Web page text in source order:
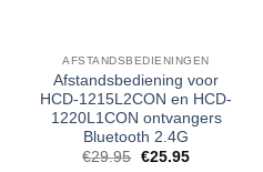
AFSTANDSBEDIENINGEN
Afstandsbediening voor
HCD-1215L2CON en HCD-
1220L1CON ontvangers
Bluetooth 2.4G
€29.95 Oorspronkelijke
€25.95Huidige